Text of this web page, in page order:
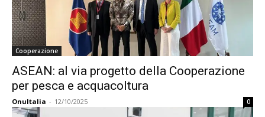
Cooperazione
ASEAN: al via progetto della Cooperazione
per pesca e acquacoltura
OnuItalia - 12/10/2025 0